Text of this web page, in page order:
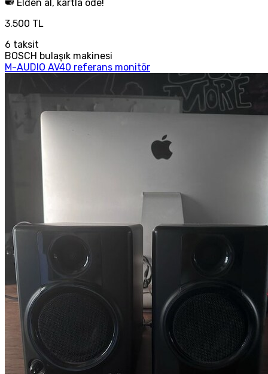
Elden al, kartla öde!
3.500 TL
6 taksit
BOSCH bulaşık makinesi
M-AUDIO AV40 referans monitör